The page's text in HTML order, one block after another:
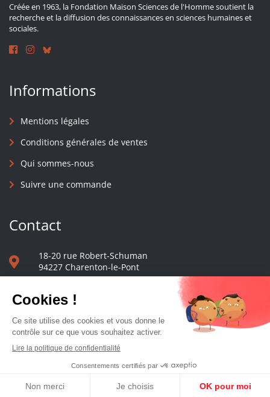
Créée en 1963, la Fondation Maison Sciences de l'Homme soutient la
recherche et la diffusion des connaissances en sciences humaines et
sociales.
Informations
Mentions légales
Conditions générales de ventes
Qui sommes-nous
Suivre une commande
Contact
18-20 rue Robert-Schuman
94227 Charenton-le-Pont